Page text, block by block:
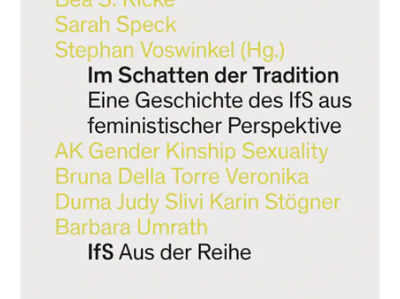
Film & Kultur
öffnen
Autor*innen
Aktuelles
Verlag
Handel
Service
Untermenü
Newsletter